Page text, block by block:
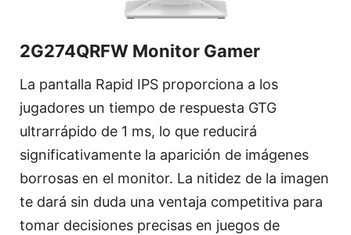
2G274QRFW Monitor Gamer
La pantalla Rapid IPS proporciona a los
jugadores un tiempo de respuesta GTG
ultrarrápido de 1 ms, lo que reducirá
significativamente la aparición de imágenes
borrosas en el monitor. La nitidez de la imagen
te dará sin duda una ventaja competitiva para
tomar decisiones precisas en juegos de